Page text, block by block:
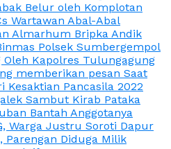
Belur oleh Komplotan
Wartawan Abal-Abal
Almarhum Bripka Andik
Polsek Sumbergempol
Oleh Kapolres Tulungagung
memberikan pesan Saat
Kesaktian Pancasila 2022
Sambut Kirab Pataka
Bantah Anggotanya
Warga Justru Soroti Dapur
Parengan Diduga Milik